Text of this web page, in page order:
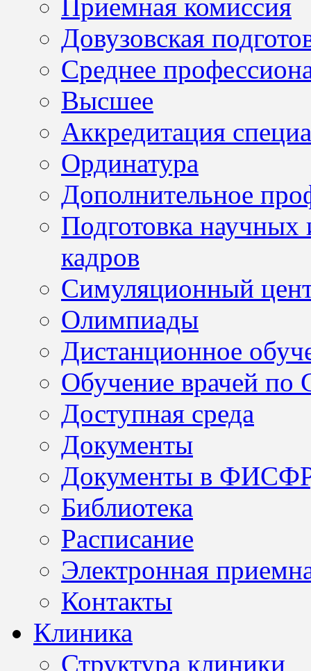
Приемная комиссия
Довузовская
Среднее
Высшее
Аккредитация
Ординатура
Дополнительное
Подготовка научных
кадров
Симуляционный
Олимпиады
Дистанционное
Обучение врачей по
Доступная среда
Документы
Документы в
Библиотека
Расписание
Электронная
Контакты
Клиника
Структура клиники